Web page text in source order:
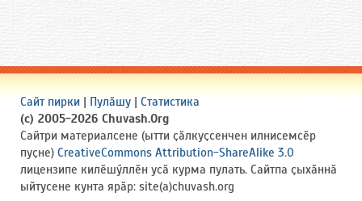
Сайт пирки | Пулӑшу | Статистика
(c) 2005-2026 Chuvash.Org
Сайтри материалсене (ытти ҫӑлкуҫсенчен илнисемсӗр
пуҫне) CreativeCommons Attribution-ShareAlike 3.0
лицензипе килӗшӳллӗн усӑ курма пулать. Сайтпа ҫыхӑннӑ
ыйтусене кунта ярӑр: site(a)chuvash.org